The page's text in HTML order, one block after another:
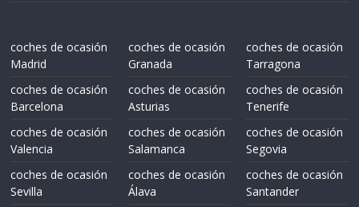
coches de ocasión
Madrid
coches de ocasión
Barcelona
coches de ocasión
Valencia
coches de ocasión
Sevilla
coches de ocasión
Granada
coches de ocasión
Asturias
coches de ocasión
Salamanca
coches de ocasión
Álava
coches de ocasión
Tarragona
coches de ocasión
Tenerife
coches de ocasión
Segovia
coches de ocasión
Santander